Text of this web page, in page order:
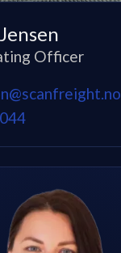
Officer